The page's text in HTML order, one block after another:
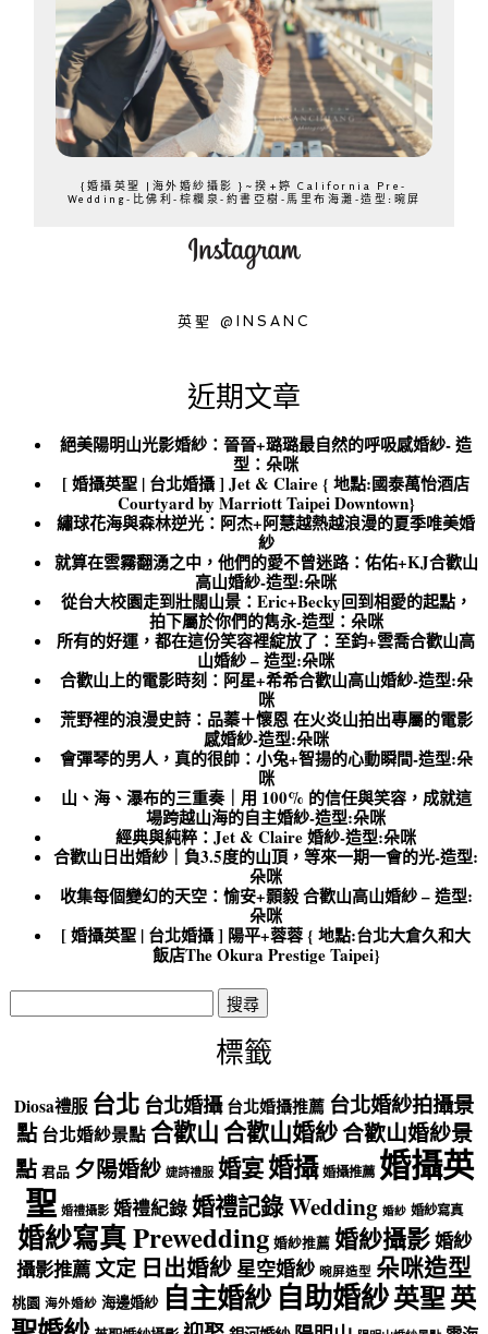
{婚攝英聖 |海外婚紗攝影 }~揆+婷 California Pre-
Wedding-比佛利-棕櫚泉-約書亞樹-馬里布海灘-造型:晼屏
英聖 @INSANC
近期文章
絕美陽明山光影婚紗：晉晉+璐璐最自然的呼吸感婚紗- 造
型：朵咪
[ 婚攝英聖 | 台北婚攝 ] Jet & Claire { 地點:國泰萬怡酒店
Courtyard by Marriott Taipei Downtown}
繡球花海與森林逆光：阿杰+阿慧越熱越浪漫的夏季唯美婚
紗
就算在雲霧翻湧之中，他們的愛不曾迷路：佑佑+KJ合歡山
高山婚紗-造型:朵咪
從台大校園走到壯闊山景：Eric+Becky回到相愛的起點，
拍下屬於你們的雋永-造型：朵咪
所有的好運，都在這份笑容裡綻放了：至鈞+雲喬合歡山高
山婚紗 – 造型:朵咪
合歡山上的電影時刻：阿星+希希合歡山高山婚紗-造型:朵
咪
荒野裡的浪漫史詩：品蓁＋懷恩 在火炎山拍出專屬的電影
感婚紗-造型:朵咪
會彈琴的男人，真的很帥：小兔+智揚的心動瞬間-造型:朵
咪
山、海、瀑布的三重奏｜用 100% 的信任與笑容，成就這
場跨越山海的自主婚紗-造型:朵咪
經典與純粹：Jet & Claire 婚紗-造型:朵咪
合歡山日出婚紗｜負3.5度的山頂，等來一期一會的光-造型:
朵咪
收集每個變幻的天空：愉安+顥毅 合歡山高山婚紗 – 造型:
朵咪
[ 婚攝英聖 | 台北婚攝 ] 陽平+蓉蓉 { 地點:台北大倉久和大
飯店The Okura Prestige Taipei}
搜
尋
標籤
Diosa禮服 台北台北婚攝 台北婚攝推薦 台北婚紗拍攝景
點 台北婚紗景點 合歡山合歡山婚紗合歡山婚紗景
點 君品 夕陽婚紗 婕詩禮服 婚宴婚攝 婚攝推薦 婚攝英
聖 婚禮攝影 婚禮紀錄婚禮記錄 Wedding 婚紗 婚紗寫真
婚紗寫真 Prewedding 婚紗推薦 婚紗攝影婚紗
攝影推薦文定 日出婚紗星空婚紗 晼屏造型 朵咪造型
桃園 海外婚紗 海邊婚紗 自主婚紗 自助婚紗英聖英